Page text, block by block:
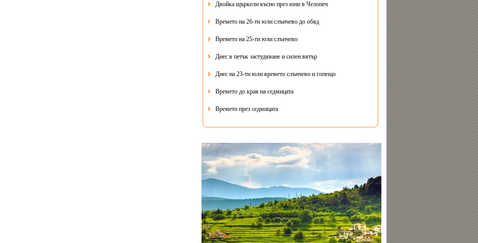
Двойка щъркели късно през юни в Челопеч
Времето на 26-ти юли слънчево до обяд
Времето на 25-ти юли слънчево
Днес в петък застудяване и силен вятър
Днес на 23-ти юли времето слънчево и гопещо
Времето до края на седмицата
Времето през седмицата